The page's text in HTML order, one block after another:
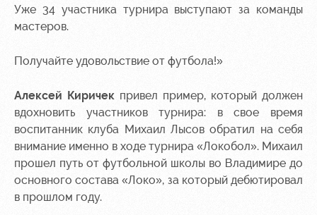
Уже 34 участника турнира выступают за команды
мастеров.
Получайте удовольствие от футбола!»
Алексей Киричек привел пример, который должен
вдохновить участников турнира: в свое время
воспитанник клуба Михаил Лысов обратил на себя
внимание именно в ходе турнира «Локобол». Михаил
прошел путь от футбольной школы во Владимире до
основного состава «Локо», за который дебютировал
в прошлом году.